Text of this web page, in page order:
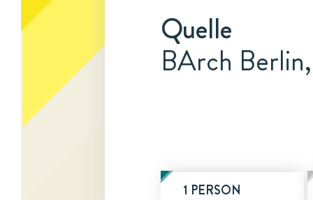
Quelle
BArch
1 PERSON